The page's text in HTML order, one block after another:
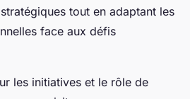
tout en adaptant les
face aux défis
les initiatives et le rôle de